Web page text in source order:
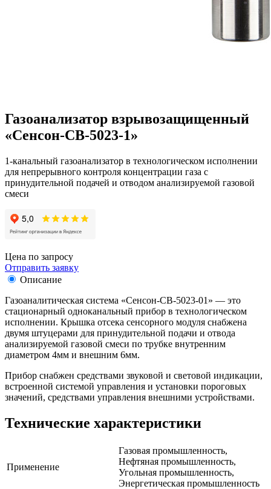
Газоанализатор взрывозащищенный
«Сенсон-СВ-5023-1»
1-канальный газоанализатор в технологическом исполнении
для непрерывного контроля концентрации газа с
принудительной подачей и отводом анализируемой газовой
смеси
Цена по запросу
Отправить заявку
Описание
Газоаналитическая система «Сенсон-СВ-5023-01» — это
стационарный одноканальный прибор в технологическом
исполнении. Крышка отсека сенсорного модуля снабжена
двумя штуцерами для принудительной подачи и отвода
анализируемой газовой смеси по трубке внутренним
диаметром 4мм и внешним 6мм.
Прибор снабжен средствами звуковой и световой индикации,
встроенной системой управления и установки пороговых
значений, средствами управления внешними устройствами.
Технические характеристики
Применение
Газовая промышленность,
Нефтяная промышленность,
Угольная промышленность,
Энергетическая промышленность